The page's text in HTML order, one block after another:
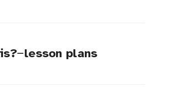
lesson plans